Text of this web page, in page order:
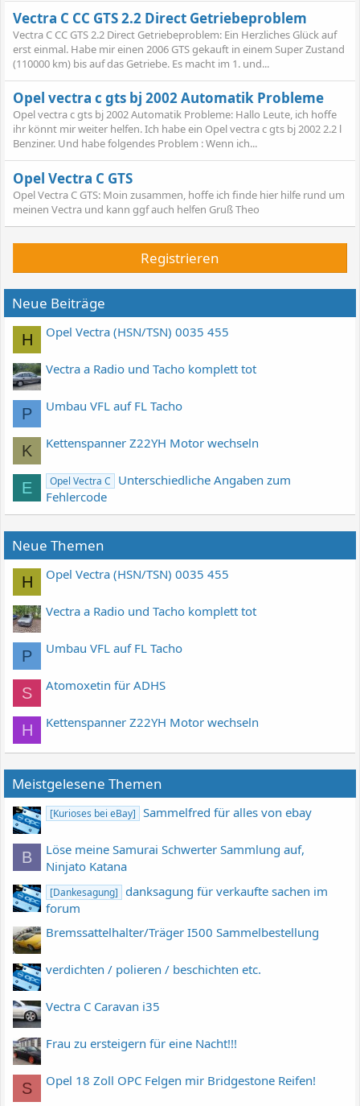
Vectra C CC GTS 2.2 Direct Getriebeproblem
Vectra C CC GTS 2.2 Direct Getriebeproblem: Ein Herzliches Glück auf
erst einmal. Habe mir einen 2006 GTS gekauft in einem Super Zustand
(110000 km) bis auf das Getriebe. Es macht im 1. und...
Opel vectra c gts bj 2002 Automatik Probleme
Opel vectra c gts bj 2002 Automatik Probleme: Hallo Leute, ich hoffe
ihr könnt mir weiter helfen. Ich habe ein Opel vectra c gts bj 2002 2.2 l
Benziner. Und habe folgendes Problem : Wenn ich...
Opel Vectra C GTS
Opel Vectra C GTS: Moin zusammen, hoffe ich finde hier hilfe rund um
meinen Vectra und kann ggf auch helfen Gruß Theo
Registrieren
Neue Beiträge
H Opel Vectra (HSN/TSN) 0035 455
Vectra a Radio und Tacho komplett tot
P Umbau VFL auf FL Tacho
K Kettenspanner Z22YH Motor wechseln
E Opel Vectra C
Unterschiedliche Angaben zum
Fehlercode
Neue Themen
H Opel Vectra (HSN/TSN) 0035 455
Vectra a Radio und Tacho komplett tot
P Umbau VFL auf FL Tacho
S Atomoxetin für ADHS
H Kettenspanner Z22YH Motor wechseln
Meistgelesene Themen
[Kurioses bei eBay] Sammelfred für alles von ebay
B
Löse meine Samurai Schwerter Sammlung auf,
Ninjato Katana
[Dankesagung]
danksagung für verkaufte sachen im
forum
Bremssattelhalter/Träger I500 Sammelbestellung
verdichten / polieren / beschichten etc.
Vectra C Caravan i35
Frau zu ersteigern für eine Nacht!!!
S Opel 18 Zoll OPC Felgen mir Bridgestone Reifen!